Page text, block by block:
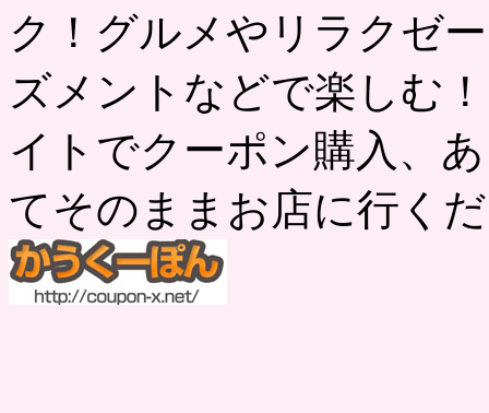
ク！グルメやリラクゼ
ズメントなどで楽しむ
イトでクーポン購入、
てそのままお店に行く